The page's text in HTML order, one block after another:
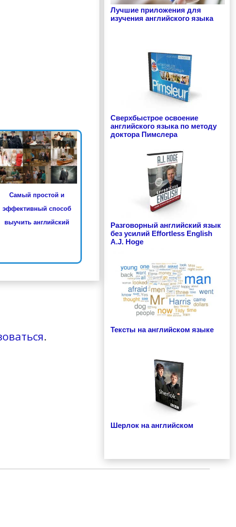
Самый простой и
эффективный способ
выучить английский
.
Лучшие приложения для
изучения английского языка
Сверхбыстрое освоение
английского языка по методу
доктора Пимслера
Разговорный английский язык
без усилий Effortless English
A.J. Hoge
Тексты на английском языке
Шерлок на английском